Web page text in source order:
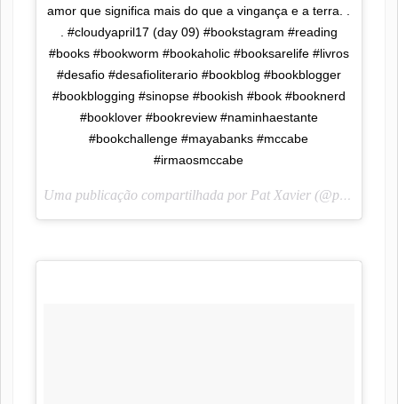
amor que significa mais do que a vingança e a terra. .
. #cloudyapril17 (day 09) #bookstagram #reading
#books #bookworm #bookaholic #booksarelife #livros
#desafio #desafioliterario #bookblog #bookblogger
#bookblogging #sinopse #bookish #book #booknerd
#booklover #bookreview #naminhaestante
#bookchallenge #mayabanks #mccabe
#irmaosmccabe
Uma publicação compartilhada por Pat Xavier (@pah_lendoescrevendo) em